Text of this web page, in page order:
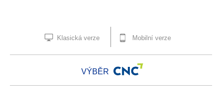
Klasická verze Mobilní verze
VÝBĚR